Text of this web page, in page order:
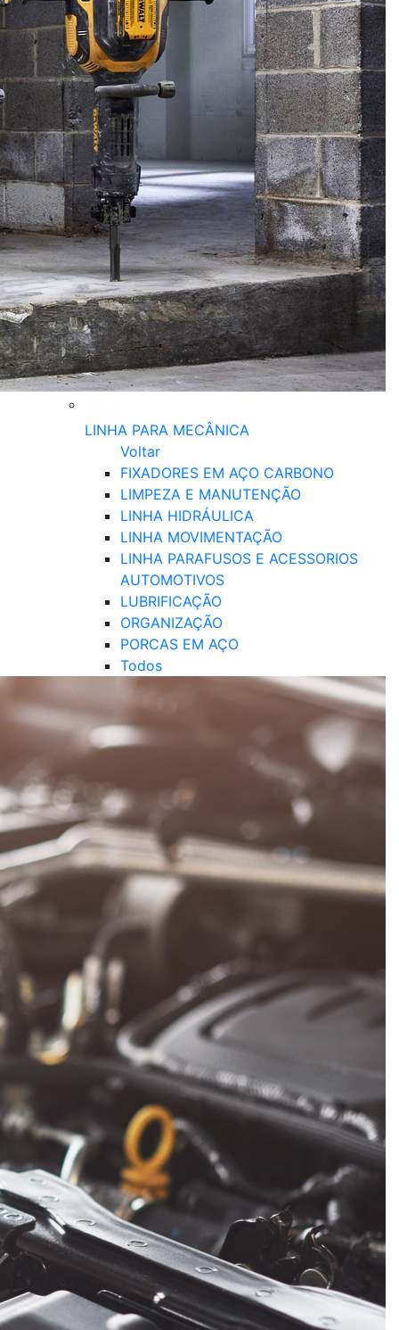
LINHA PARA MECÂNICA
Voltar
FIXADORES EM AÇO CARBONO
LIMPEZA E MANUTENÇÃO
LINHA HIDRÁULICA
LINHA MOVIMENTAÇÃO
LINHA PARAFUSOS E ACESSORIOS
AUTOMOTIVOS
LUBRIFICAÇÃO
ORGANIZAÇÃO
PORCAS EM AÇO
Todos